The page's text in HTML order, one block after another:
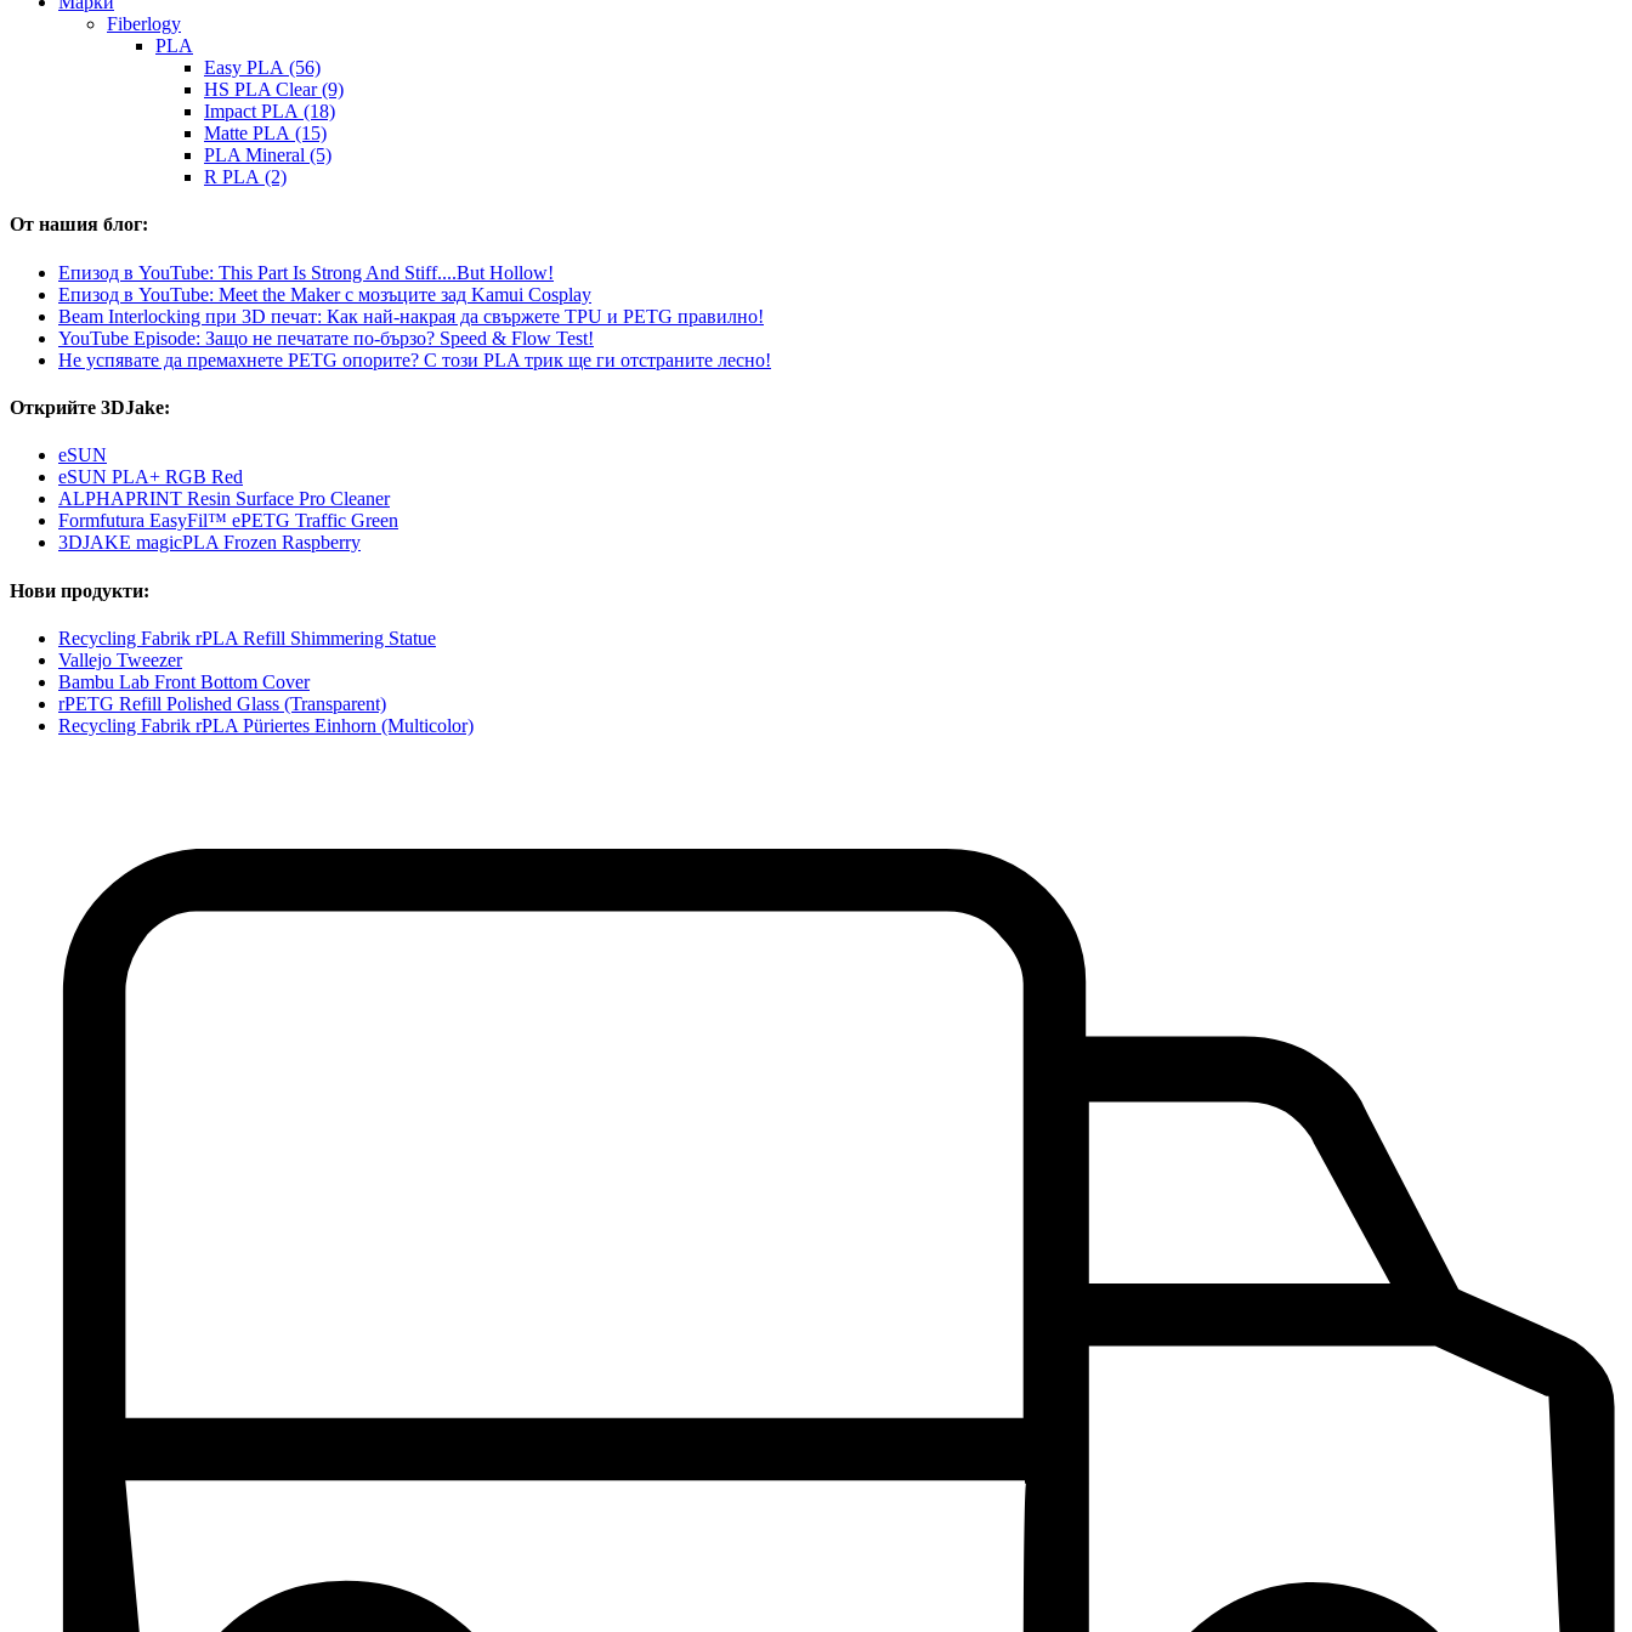
Fiberlogy
PLA
Easy PLA (56)
HS PLA Clear (9)
Impact PLA (18)
Matte PLA (15)
PLA Mineral (5)
R PLA (2)
От нашия блог:
Епизод в YouTube: This Part Is Strong And Stiff....But Hollow!
Епизод в YouTube: Meet the Maker с мозъците зад Kamui Cosplay
Beam Interlocking при 3D печат: Как най-накрая да свържете TPU и PETG правилно!
YouTube Episode: Защо не печатате по-бързо? Speed & Flow Test!
Не успявате да премахнете PETG опорите? С този PLA трик ще ги отстраните лесно!
Открийте 3DJake:
eSUN
eSUN PLA+ RGB Red
ALPHAPRINT Resin Surface Pro Cleaner
Formfutura EasyFil™ ePETG Traffic Green
3DJAKE magicPLA Frozen Raspberry
Нови продукти:
Recycling Fabrik rPLA Refill Shimmering Statue
Vallejo Tweezer
Bambu Lab Front Bottom Cover
rPETG Refill Polished Glass (Transparent)
Recycling Fabrik rPLA Püriertes Einhorn (Multicolor)